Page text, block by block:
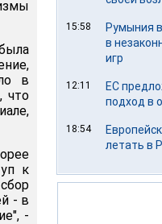
в
что
к
- в
-
15:58
Румыния
в
игр
12:11
ЕС
подход в
18:54
летать в